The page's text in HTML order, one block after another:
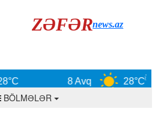
ZƏFƏRnews.az
8 Avq 28°C
BÖLMƏLƏR